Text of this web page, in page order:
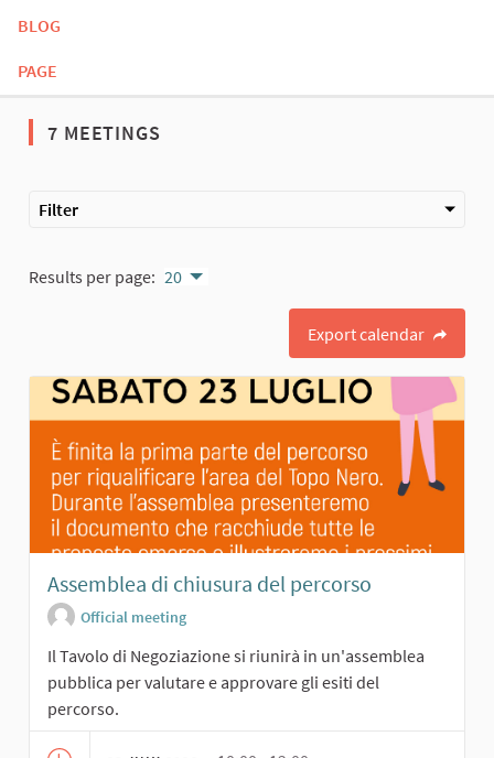
BLOG
PAGE
7 MEETINGS
Filter
Results per page: 20
Export calendar
Assemblea di chiusura del percorso
Official meeting
Il Tavolo di Negoziazione si riunirà in un'assemblea
pubblica per valutare e approvare gli esiti del
percorso.